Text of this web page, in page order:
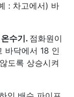
: 차고에서) 바
수기. 점화원이
바닥에서 18 인
도록 상승시켜